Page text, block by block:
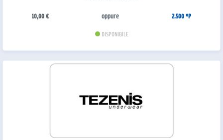
10,00 € oppure 2.500 °P
DISPONIBILE